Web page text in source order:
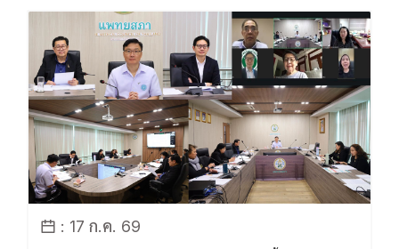
: 17 ก.ค. 69